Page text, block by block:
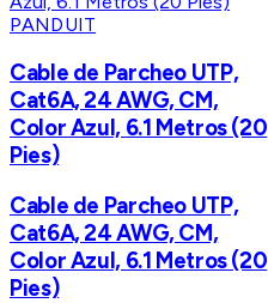
PANDUIT
Cable de Parcheo UTP,
Cat6A, 24 AWG, CM,
Color Azul, 6.1 Metros (20
Pies)
Cable de Parcheo UTP,
Cat6A, 24 AWG, CM,
Color Azul, 6.1 Metros (20
Pies)